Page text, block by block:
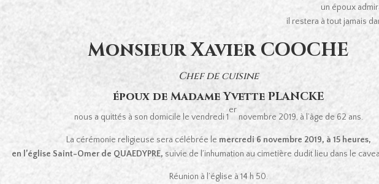
un époux
il restera à tout jamais
Monsieur Xavier COOCHE
Chef de cuisine
époux de Madame Yvette PLANCKE
nous a quittés à son domicile le vendredi 1
er
novembre 2019, à l’âge de 62 ans.
La cérémonie religieuse sera célébrée le mercredi 6 novembre 2019, à 15 heures,
en l’église Saint-Omer de QUAEDYPRE, suivie de l’inhumation au cimetière dudit lieu dans le
Réunion à l’église à 14 h 50.